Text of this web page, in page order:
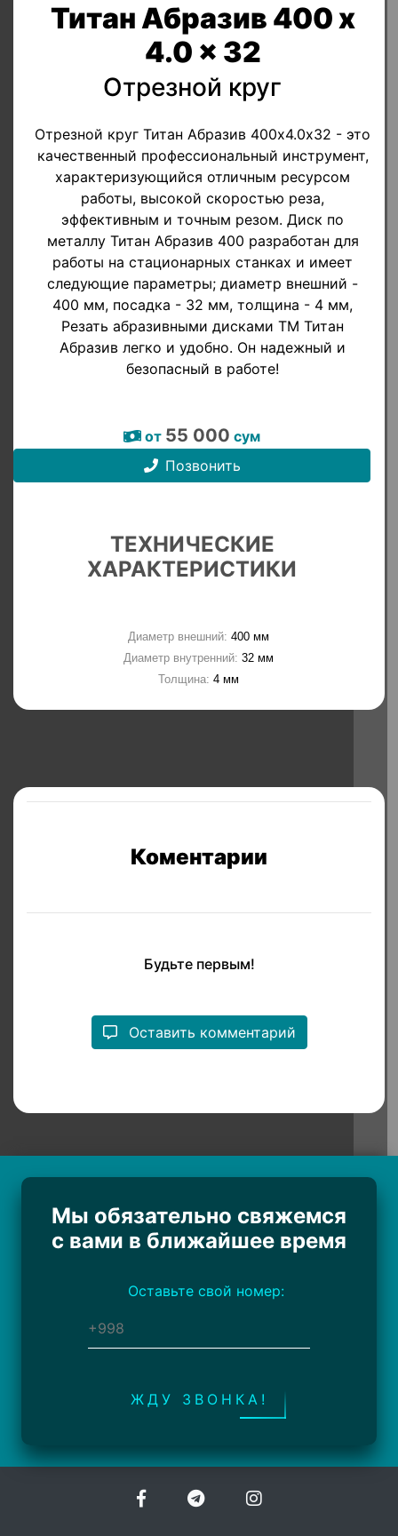
Титан Абразив 400 x
4.0 x 32
Отрезной круг
Отрезной круг Титан Абразив 400х4.0х32 - это
качественный профессиональный инструмент,
характеризующийся отличным ресурсом
работы, высокой скоростью реза,
эффективным и точным резом. Диск по
металлу Титан Абразив 400 разработан для
работы на стационарных станках и имеет
следующие параметры; диаметр внешний -
400 мм, посадка - 32 мм, толщина - 4 мм,
Резать абразивными дисками ТМ Титан
Абразив легко и удобно. Он надежный и
безопасный в работе!
от 55 000 сум
Позвонить
ТЕХНИЧЕСКИЕ
ХАРАКТЕРИСТИКИ
Диаметр внешний: 400 мм
Диаметр внутренний: 32 мм
Толщина: 4 мм
Коментарии
Будьте первым!
Оставить комментарий
Мы обязательно свяжемся
с вами в ближайшее время
Оставьте свой номер:
ЖДУ ЗВОНКА!